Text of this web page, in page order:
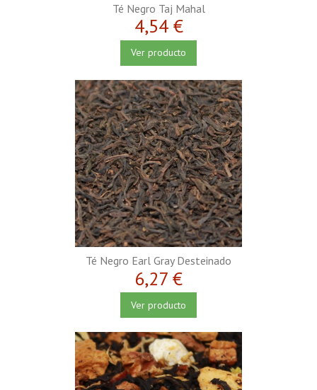
Té Negro Taj Mahal
4,54 €
Ver producto
Té Negro Earl Gray Desteinado
6,27 €
Ver producto